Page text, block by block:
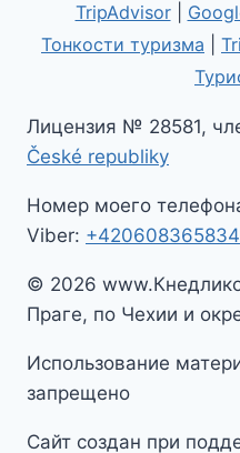
TripAdvisor|
Тонкости туризма
Лицензия № 28581,
České republiky
Номер моего
Viber: +420608365834
© 2026
Праге, по Чехии и
Использование
запрещено
Сайт создан при